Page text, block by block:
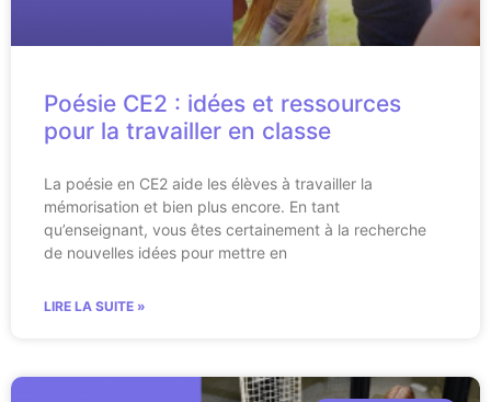
Poésie CE2 : idées et ressources
pour la travailler en classe
La poésie en CE2 aide les élèves à travailler la
mémorisation et bien plus encore. En tant
qu’enseignant, vous êtes certainement à la recherche
de nouvelles idées pour mettre en
LIRE LA SUITE »